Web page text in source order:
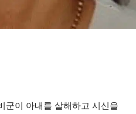
군이 아내를 살해하고 시신을